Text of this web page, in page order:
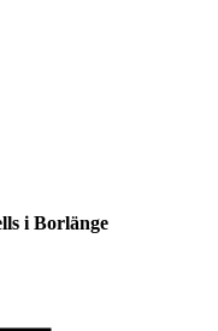
i Borlänge